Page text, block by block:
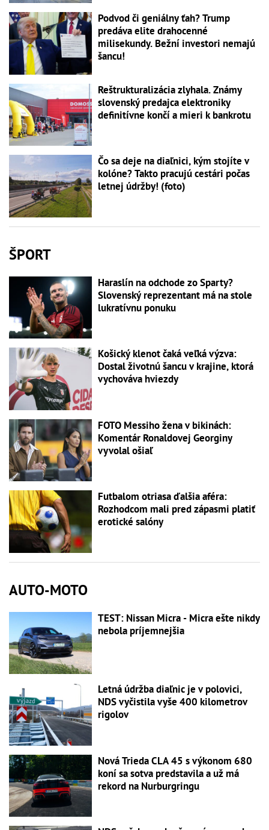
Podvod či geniálny ťah? Trump
predáva elite drahocenné
milisekundy. Bežní investori nemajú
šancu!
Reštrukturalizácia zlyhala. Známy
slovenský predajca elektroniky
definitívne končí a mieri k bankrotu
Čo sa deje na diaľnici, kým stojíte v
kolóne? Takto pracujú cestári počas
letnej údržby! (foto)
ŠPORT
Haraslín na odchode zo Sparty?
Slovenský reprezentant má na stole
lukratívnu ponuku
Košický klenot čaká veľká výzva:
Dostal životnú šancu v krajine, ktorá
vychováva hviezdy
FOTO Messiho žena v bikinách:
Komentár Ronaldovej Georginy
vyvolal ošiaľ
Futbalom otriasa ďalšia aféra:
Rozhodcom mali pred zápasmi platiť
erotické salóny
AUTO-MOTO
TEST: Nissan Micra - Micra ešte nikdy
nebola príjemnejšia
Letná údržba diaľnic je v polovici,
NDS vyčistila vyše 400 kilometrov
rigolov
Nová Trieda CLA 45 s výkonom 680
koní sa sotva predstavila a už má
rekord na Nurburgringu